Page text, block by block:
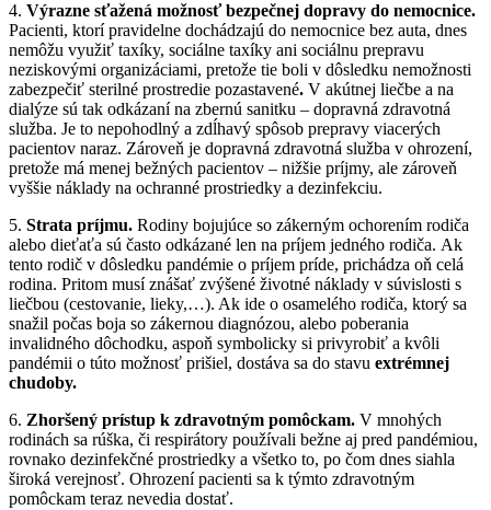
4. Výrazne sťažená možnosť bezpečnej dopravy do nemocnice.
Pacienti, ktorí pravidelne dochádzajú do nemocnice bez auta, dnes
nemôžu využiť taxíky, sociálne taxíky ani sociálnu prepravu
neziskovými organizáciami, pretože tie boli v dôsledku nemožnosti
zabezpečiť sterilné prostredie pozastavené. V akútnej liečbe a na
dialýze sú tak odkázaní na zbernú sanitku – dopravná zdravotná
služba. Je to nepohodlný a zdĺhavý spôsob prepravy viacerých
pacientov naraz. Zároveň je dopravná zdravotná služba v ohrození,
pretože má menej bežných pacientov – nižšie príjmy, ale zároveň
vyššie náklady na ochranné prostriedky a dezinfekciu.
5. Strata príjmu. Rodiny bojujúce so zákerným ochorením rodiča
alebo dieťaťa sú často odkázané len na príjem jedného rodiča. Ak
tento rodič v dôsledku pandémie o príjem príde, prichádza oň celá
rodina. Pritom musí znášať zvýšené životné náklady v súvislosti s
liečbou (cestovanie, lieky,…). Ak ide o osamelého rodiča, ktorý sa
snažil počas boja so zákernou diagnózou, alebo poberania
invalidného dôchodku, aspoň symbolicky si privyrobiť a kvôli
pandémii o túto možnosť prišiel, dostáva sa do stavu extrémnej
chudoby.
6. Zhoršený prístup k zdravotným pomôckam. V mnohých
rodinách sa rúška, či respirátory používali bežne aj pred pandémiou,
rovnako dezinfekčné prostriedky a všetko to, po čom dnes siahla
široká verejnosť. Ohrození pacienti sa k týmto zdravotným
pomôckam teraz nevedia dostať.